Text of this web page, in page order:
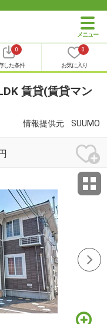
0
した条件
0
お気に入り
賃貸(賃貸マン
情報提供元 SUUMO